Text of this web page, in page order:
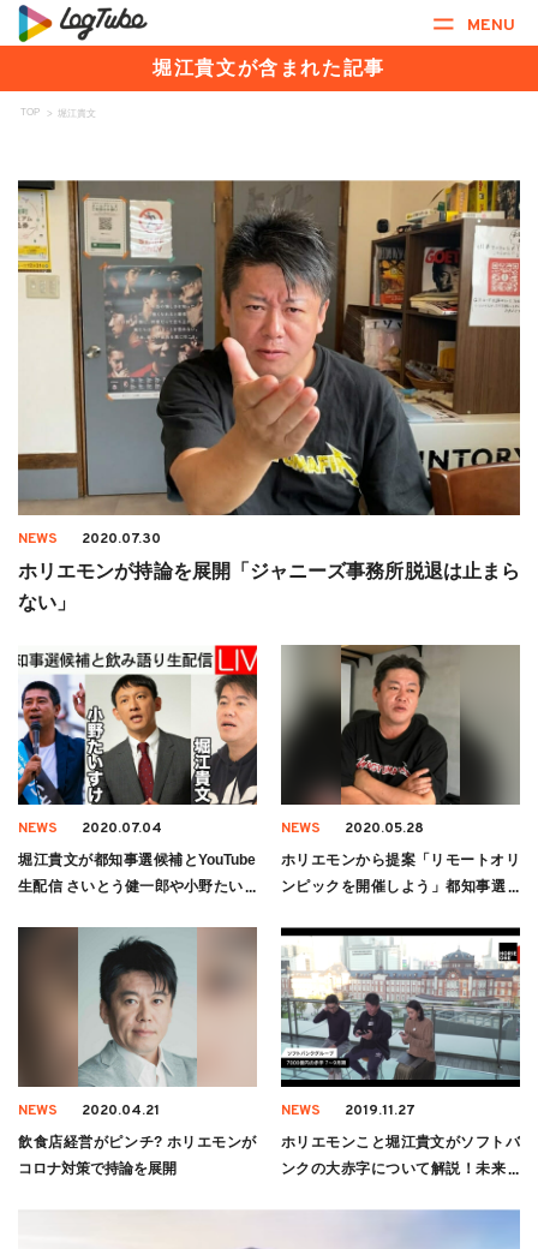
MENU
堀江貴文が含まれた記事
TOP > 堀江貴文
NEWS 2020.07.30
ホリエモンが持論を展開「ジャニーズ事務所脱退は止まら
ない」
NEWS 2020.07.04
堀江貴文が都知事選候補とYouTube
生配信 さいとう健一郎や小野たいす
NEWS 2020.05.28
ホリエモンから提案「リモートオリ
ンピックを開催しよう」都知事選に
NEWS 2020.04.21
飲食店経営がピンチ? ホリエモンが
コロナ対策で持論を展開
NEWS 2019.11.27
ホリエモンこと堀江貴文がソフトバ
ンクの大赤字について解説！未来を